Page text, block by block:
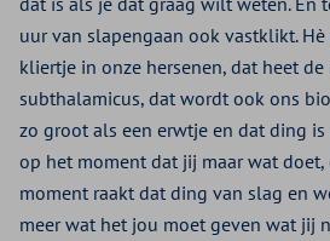
uur van slapengaan ook vastklikt.
kliertje in onze hersenen, dat heet de
subthalamicus, dat wordt ook ons
zo groot als een erwtje en dat ding
op het moment dat jij maar wat doet,
moment raakt dat ding van slag en
meer wat het jou moet geven wat jij